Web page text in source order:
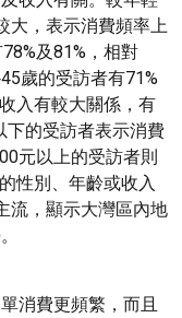
大，表示消費頻率上
及81%，相對
歲的受訪者有71%
入有較大關係，有
下的受訪者表示消費
元以上的受訪者則
性別、年齡或收入
流，顯示大灣區內地
消費更頻繁，而且